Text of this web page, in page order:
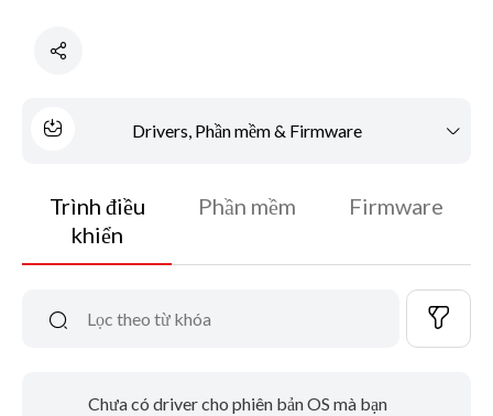
Drivers, Phần mềm & Firmware
Trình điều
khiển
Phần mềm Firmware
Chưa có driver cho phiên bản OS mà bạn